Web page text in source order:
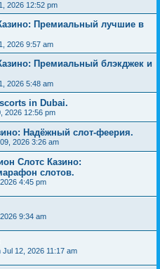
2026 12:52 pm
Премиальный лучшие в
2026 9:57 am
Премиальный блэкджек и
2026 5:48 am
in Dubai.
2026 12:56 pm
Надёжный слот-феерия.
2026 3:26 am
Слотс Казино:
слотов.
4:45 pm
9:34 am
Jul 12, 2026 11:17 am